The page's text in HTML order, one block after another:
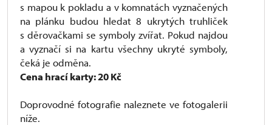
s mapou k pokladu a v komnatách vyznačených
na plánku budou hledat 8 ukrytých truhliček
s děrovačkami se symboly zvířat. Pokud najdou
a vyznačí si na kartu všechny ukryté symboly,
čeká je odměna.
Cena hrací karty: 20 Kč
Doprovodné fotografie naleznete ve fotogalerii
níže.